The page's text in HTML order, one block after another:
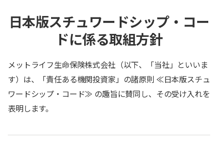
日本版スチュワードシップ・コー
ドに係る取組方針
メットライフ生命保険株式会社（以下、「当社」といいま
す）は、「責任ある機関投資家」の諸原則 ≪日本版スチュ
ワードシップ・コード≫ の趣旨に賛同し、その受け入れを
表明します。